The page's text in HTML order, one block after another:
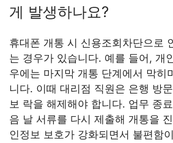
게 발생하나요?
휴대폰 개통 시 신용조회차단으로
는 경우가 있습니다. 예를 들어, 개
우에는 마지막 개통 단계에서 막히
니다. 이때 대리점 직원은 은행 방
보 락을 해제해야 합니다. 업무 종
음 날 서류를 다시 제출해 개통을
인정보 보호가 강화되면서 불편함